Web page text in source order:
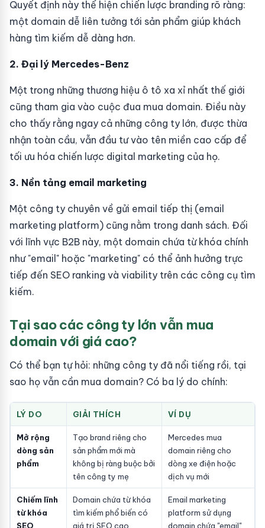
Quyết định này thể hiện chiến lược branding rõ ràng:
một domain dễ liên tưởng tới sản phẩm giúp khách
hàng tìm kiếm dễ dàng hơn.
2. Đại lý Mercedes-Benz
Một trong những thương hiệu ô tô xa xỉ nhất thế giới
cũng tham gia vào cuộc đua mua domain. Điều này
cho thấy rằng ngay cả những công ty lớn, được thừa
nhận toàn cầu, vẫn đầu tư vào tên miền cao cấp để
tối ưu hóa chiến lược digital marketing của họ.
3. Nền tảng email marketing
Một công ty chuyên về gửi email tiếp thị (email
marketing platform) cũng nằm trong danh sách. Đối
với lĩnh vực B2B này, một domain chứa từ khóa chính
như "email" hoặc "marketing" có thể ảnh hưởng trực
tiếp đến SEO ranking và viability trên các công cụ tìm
kiếm.
Tại sao các công ty lớn vẫn mua
domain với giá cao?
Có thể bạn tự hỏi: những công ty đã nổi tiếng rồi, tại
sao họ vẫn cần mua domain? Có ba lý do chính:
LÝ DO GIẢI THÍCH VÍ DỤ
Mở rộng
dòng sản
phẩm
Tạo brand riêng cho
sản phẩm mới mà
không bị ràng buộc bởi
tên công ty mẹ
Mercedes mua
domain riêng cho
dòng xe điện hoặc
dịch vụ mới
Chiếm lĩnh
từ khóa
SEO
Domain chứa từ khóa
tìm kiếm phổ biến có
giá trị SEO cao
Email marketing
platform sử dụng
domain chứa "email"